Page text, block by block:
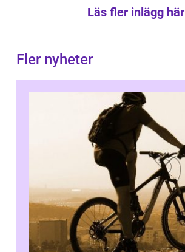
Läs fler inlägg här
Fler nyheter